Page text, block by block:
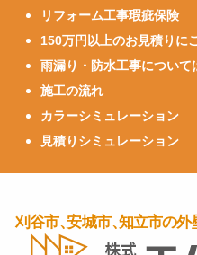
リフォーム工事瑕疵保険
150万円以上のお見積りに
雨漏り・防水工事について
施工の流れ
カラーシミュレーション
見積りシミュレーション